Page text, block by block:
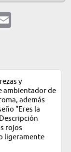
Email
y
ambientador de
además
"Eres la
rojos
ligeramente